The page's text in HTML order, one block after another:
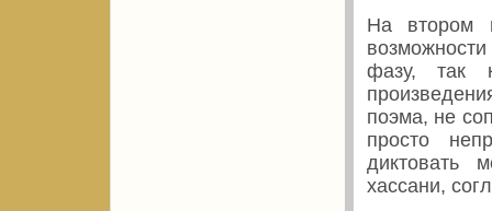
На втором
фазу, так
поэма, не
просто
диктовать
хассани,